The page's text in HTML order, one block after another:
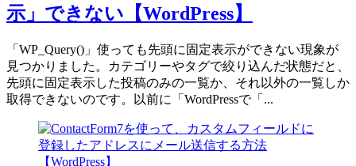
示」できない【WordPress】
「WP_Query()」使っても先頭に固定表示ができない現象が
見つかりました。カテゴリーやタグで絞り込んだ状態だと、
先頭に固定表示した投稿のみの一覧か、それ以外の一覧しか
取得できないのです。以前に「WordPressで「...